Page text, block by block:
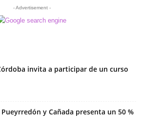
- Advertisement -
invita a participar de un curso
y Cañada presenta un 50 %